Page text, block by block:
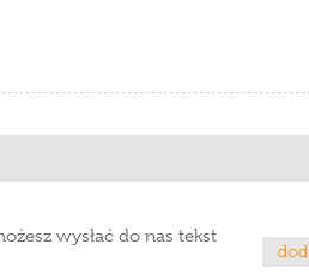
wysłać do nas tekst